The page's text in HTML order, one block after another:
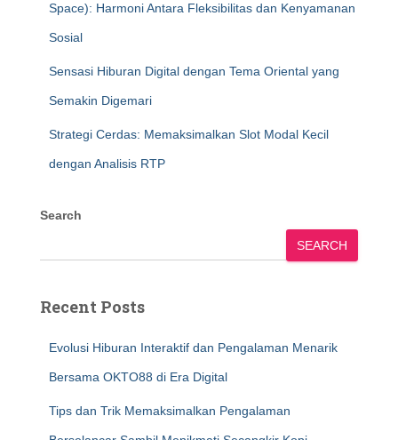
Space): Harmoni Antara Fleksibilitas dan Kenyamanan
Sosial
Sensasi Hiburan Digital dengan Tema Oriental yang
Semakin Digemari
Strategi Cerdas: Memaksimalkan Slot Modal Kecil
dengan Analisis RTP
Search
SEARCH
Recent Posts
Evolusi Hiburan Interaktif dan Pengalaman Menarik
Bersama OKTO88 di Era Digital
Tips dan Trik Memaksimalkan Pengalaman